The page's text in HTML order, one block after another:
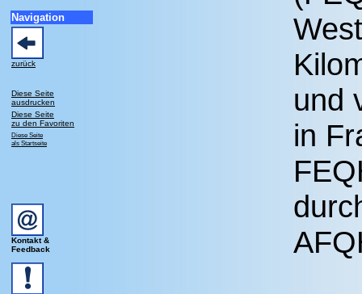
Navigation
zurück
Diese Seite
ausdrucken
Diese Seite
zu den Favoriten
Diese Seite
als Startseite
Kontakt &
Feedback
und
in